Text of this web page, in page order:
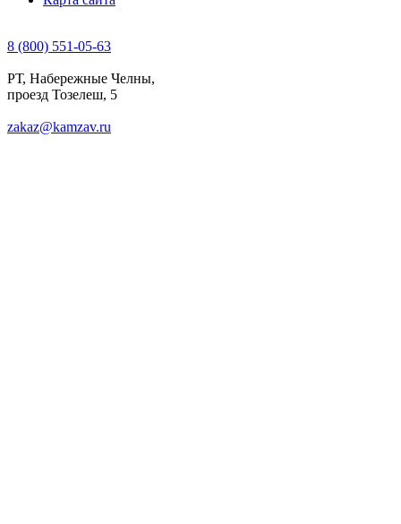
8 (800) 551-05-63
РТ, Набережные Челны,
проезд Тозелеш, 5
zakaz@kamzav.ru